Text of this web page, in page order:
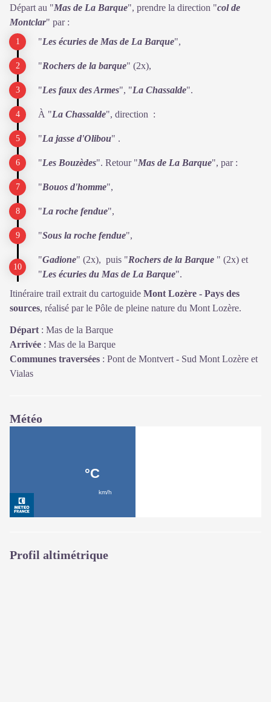
Départ au "Mas de La Barque", prendre la direction "col de
Montclar" par :
"Les écuries de Mas de La Barque",
"Rochers de la barque" (2x),
"Les faux des Armes", "La Chassalde".
À "La Chassalde", direction :
"La jasse d'Olibou" .
"Les Bouzèdes". Retour "Mas de La Barque", par :
"Bouos d'homme",
"La roche fendue",
"Sous la roche fendue",
"Gadione" (2x), puis "Rochers de la Barque " (2x) et
"Les écuries du Mas de La Barque".
Itinéraire trail extrait du cartoguide Mont Lozère - Pays des
sources, réalisé par le Pôle de pleine nature du Mont Lozère.
Départ : Mas de la Barque
Arrivée : Mas de la Barque
Communes traversées : Pont de Montvert - Sud Mont Lozère et
Vialas
Météo
Profil altimétrique